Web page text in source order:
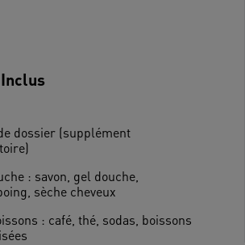
dossier (supplément
: savon, gel douche,
sèche cheveux
: café, thé, sodas, boissons